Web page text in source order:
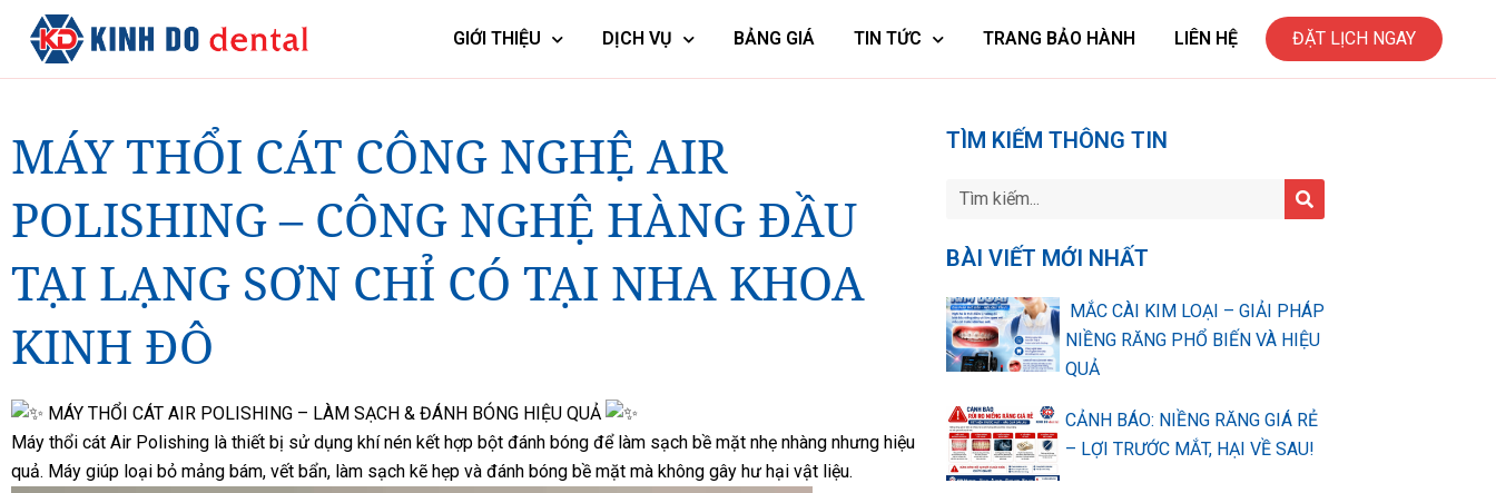
GIỚI THIỆU DỊCH VỤ BẢNG GIÁ TIN TỨC TRANG BẢO HÀNH LIÊN HỆ ĐẶT LỊCH NGAY
MÁY THỔI CÁT CÔNG NGHỆ AIR
POLISHING – CÔNG NGHỆ HÀNG ĐẦU
TẠI LẠNG SƠN CHỈ CÓ TẠI NHA KHOA
KINH ĐÔ
MÁY THỔI CÁT AIR POLISHING – LÀM SẠCH & ĐÁNH BÓNG HIỆU QUẢ
Máy thổi cát Air Polishing là thiết bị sử dụng khí nén kết hợp bột đánh bóng để làm sạch bề mặt nhẹ nhàng nhưng hiệu
quả. Máy giúp loại bỏ mảng bám, vết bẩn, làm sạch kẽ hẹp và đánh bóng bề mặt mà không gây hư hại vật liệu.
TÌM KIẾM THÔNG TIN
BÀI VIẾT MỚI NHẤT
MẮC CÀI KIM LOẠI – GIẢI PHÁP
NIỀNG RĂNG PHỔ BIẾN VÀ HIỆU
QUẢ
CẢNH BÁO: NIỀNG RĂNG GIÁ RẺ
– LỢI TRƯỚC MẮT, HẠI VỀ SAU!